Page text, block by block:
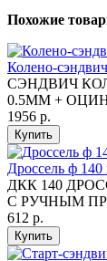
Похожие
Колено-
СЭНДВИЧ
0.5ММ +
1956 р.
Купить
Дроссель ф
ДКК 140
С РУЧНЫМ
612 р.
Купить